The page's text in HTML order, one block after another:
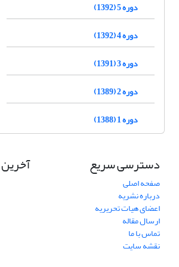
دوره 5 (1392)
دوره 4 (1392)
دوره 3 (1391)
دوره 2 (1389)
دوره 1 (1388)
دسترسی سریع
صفحه اصلی
درباره نشریه
اعضای هیات تحریریه
ارسال مقاله
تماس با ما
نقشه سایت
آخرین